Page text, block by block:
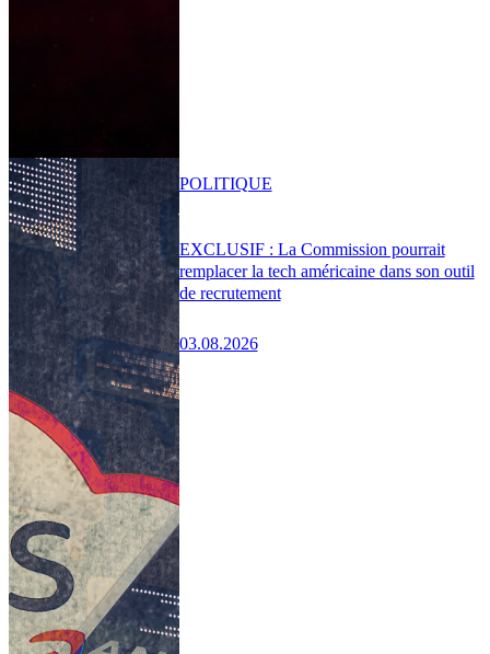
EXCLUSIF : La Commission pourrait
remplacer la tech américaine dans son outil
de recrutement
03.08.2026
POLITIQUE